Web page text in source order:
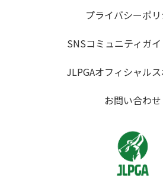
プライバシーポ
SNSコミュニティガ
JLPGAオフィシャル
お問い合わせ